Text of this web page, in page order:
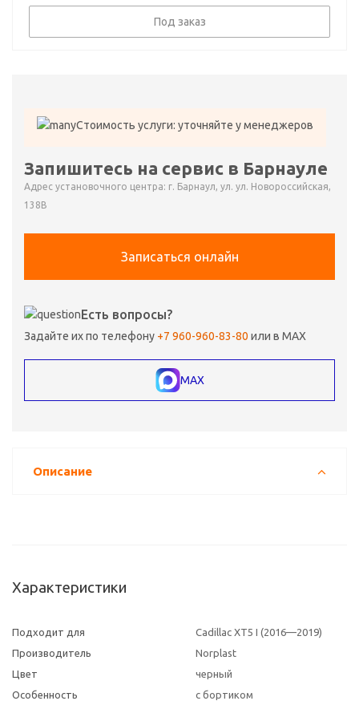
Под заказ
Стоимость услуги: уточняйте у менеджеров
Запишитесь на сервис в Барнауле
Адрес установочного центра: г. Барнаул, ул. ул. Новороссийская,
138В
Записаться онлайн
Есть вопросы?
Задайте их по телефону +7 960-960-83-80 или в MAX
MAX
Описание
Характеристики
Подходит для
Cadillac XT5 I (2016—2019)
Производитель
Norplast
Цвет
черный
Особенность
с бортиком